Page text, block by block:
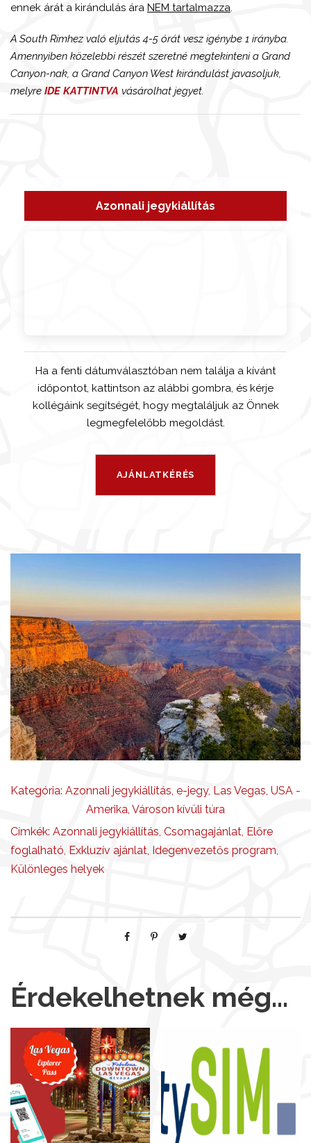
Azonnali jegykiállítás
Ha a fenti dátumválasztóban nem találja a kívánt
időpontot, kattintson az alábbi gombra, és kérje
kollégáink segítségét, hogy megtaláljuk az Önnek
legmegfelelőbb megoldást.
ennek árát a kirándulás ára NEM tartalmazza
A South Rimhez való eljutás 4-5 órát vesz igénybe 1 irányba.
Amennyiben közelebbi részét szeretné megtekinteni a Grand
Canyon-nak, a Grand Canyon West kirándulást javasoljuk,
melyre IDE KATTINTVA vásárolhat jegyet.
Kategória: Azonnali jegykiállítás, e-jegy, Las Vegas, USA -
Amerika, Városon kívüli túra
Címkék: Azonnali jegykiállítás, Csomagajánlat, Előre
foglalható, Exkluzív ajánlat, Idegenvezetős program,
Különleges helyek
Érdekelhetnek még…